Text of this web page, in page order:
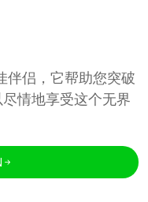
伴侣，它帮助您突破
情地享受这个无界